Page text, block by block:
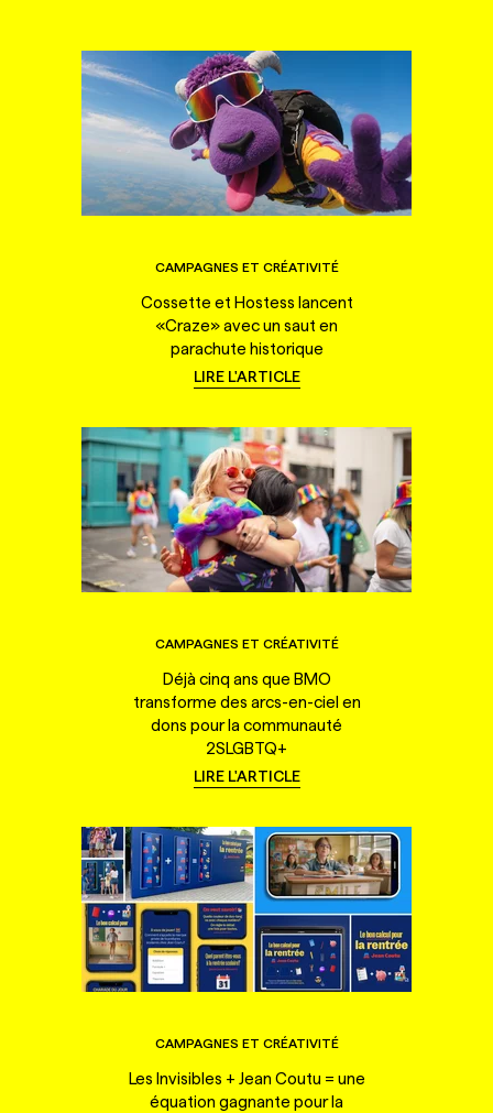
CAMPAGNES ET CRÉATIVITÉ
Cossette et Hostess lancent
«Craze» avec un saut en
parachute historique
LIRE L'ARTICLE
CAMPAGNES ET CRÉATIVITÉ
Déjà cinq ans que BMO
transforme des arcs-en-ciel en
dons pour la communauté
2SLGBTQ+
LIRE L'ARTICLE
CAMPAGNES ET CRÉATIVITÉ
Les Invisibles + Jean Coutu = une
équation gagnante pour la